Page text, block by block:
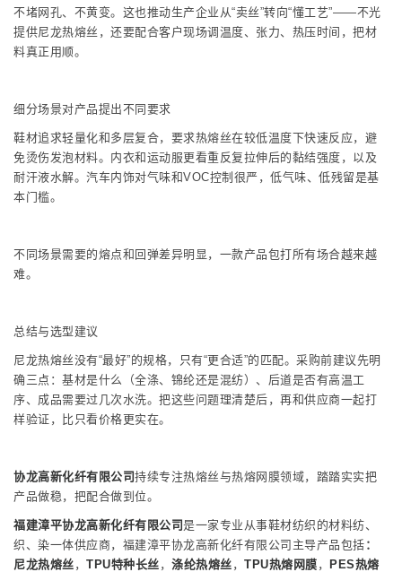
不堵网孔、不黄变。这也推动生产企业从“卖丝”转向“懂工艺”——不光
提供尼龙热熔丝，还要配合客户现场调温度、张力、热压时间，把材
料真正用顺。
细分场景对产品提出不同要求
鞋材追求轻量化和多层复合，要求热熔丝在较低温度下快速反应，避
免烫伤发泡材料。内衣和运动服更看重反复拉伸后的黏结强度，以及
耐汗液水解。汽车内饰对气味和VOC控制很严，低气味、低残留是基
本门槛。
不同场景需要的熔点和回弹差异明显，一款产品包打所有场合越来越
难。
总结与选型建议
尼龙热熔丝没有“最好”的规格，只有“更合适”的匹配。采购前建议先明
确三点：基材是什么（全涤、锦纶还是混纺）、后道是否有高温工
序、成品需要过几次水洗。把这些问题理清楚后，再和供应商一起打
样验证，比只看价格更实在。
协龙高新化纤有限公司持续专注热熔丝与热熔网膜领域，踏踏实实把
产品做稳，把配合做到位。
福建漳平协龙高新化纤有限公司是一家专业从事鞋材纺织的材料纺、
织、染一体供应商，福建漳平协龙高新化纤有限公司主导产品包括 ：
尼龙热熔丝 ， T PU特种长丝 ， 涤纶热熔丝 ， TPU热熔网膜 ，
PES热熔